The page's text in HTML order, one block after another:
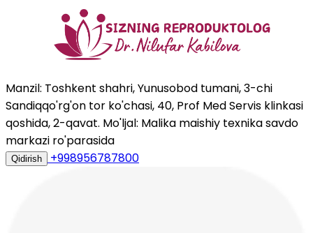
Manzil: Toshkent shahri, Yunusobod tumani, 3-chi
Sandiqqo'rg'on tor ko'chasi, 40, Prof Med Servis klinkasi
qoshida, 2-qavat. Mo'ljal: Malika maishiy texnika savdo
markazi ro'parasida
Qidirish +998956787800